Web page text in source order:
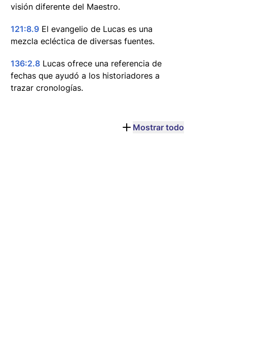
visión diferente del Maestro.
121:8.9 El evangelio de Lucas es una
mezcla ecléctica de diversas fuentes.
136:2.8 Lucas ofrece una referencia de
fechas que ayudó a los historiadores a
trazar cronologías.
Mostrar todo